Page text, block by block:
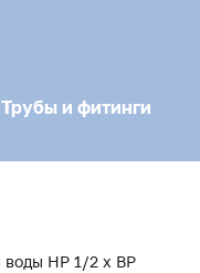
Трубы и фитинги